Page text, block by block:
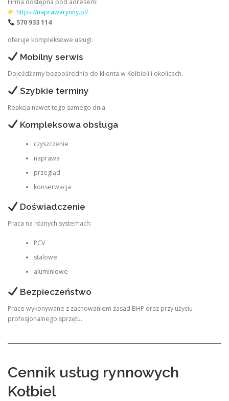
Firma dostępna pod adresem:
https://naprawarynny.pl/
570 933 114
oferuje kompleksowe usługi:
Mobilny serwis
Dojeżdżamy bezpośrednio do klienta w Kołbieli i okolicach.
Szybkie terminy
Reakcja nawet tego samego dnia.
Kompleksowa obsługa
czyszczenie
naprawa
przegląd
konserwacja
Doświadczenie
Praca na różnych systemach:
PCV
stalowe
aluminiowe
Bezpieczeństwo
Prace wykonywane z zachowaniem zasad BHP oraz przy użyciu
profesjonalnego sprzętu.
Cennik usług rynnowych
Kołbiel